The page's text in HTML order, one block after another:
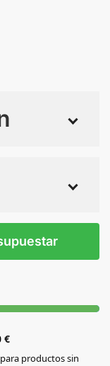
€
productos sin